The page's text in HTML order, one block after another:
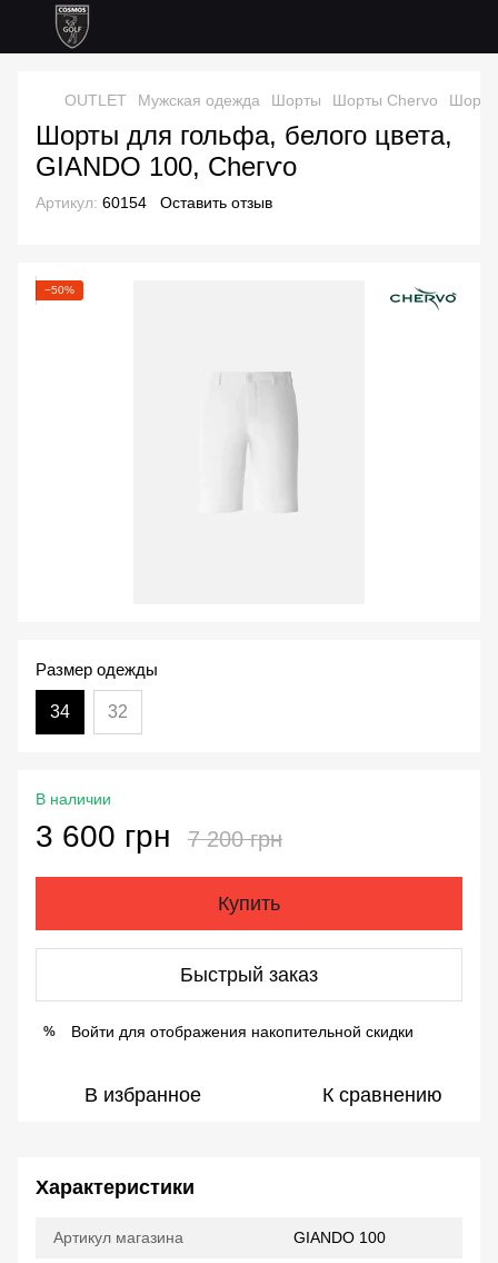
OUTLET Мужская одежда Шорты Шорты Chervo Шорты
Шорты для гольфа, белого цвета,
GIANDO 100, Сһегѵо
Артикул: 60154 Оставить отзыв
−50%
Размер одежды
34 32
В наличии
3 600 грн 7 200 грн
Купить
Быстрый заказ
% Войти для отображения накопительной скидки
В избранное К сравнению
Характеристики
Артикул магазина GIANDO 100